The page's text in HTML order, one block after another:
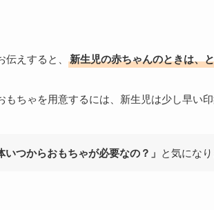
えすると、 新生児の赤ちゃんのときは、
ちゃを用意するには、新生児は少し早い印
いつからおもちゃが必要なの？」 と気にな